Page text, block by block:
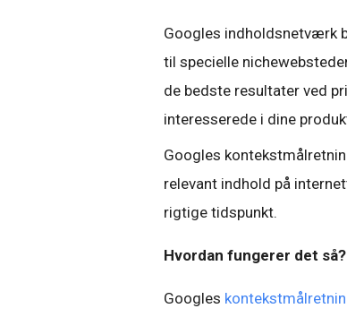
Googles indholdsnetværk
til specielle
de bedste resultater ved
interesserede i dine
Googles
relevant indhold på
rigtige tidspunkt.
Hvordan fungerer det så?
Googles